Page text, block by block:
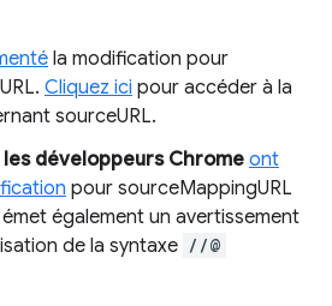
la modification pour
Cliquez ici pour accéder à la
sourceURL.
développeurs Chrome ont
pour sourceMappingURL
également un avertissement
de la syntaxe //@